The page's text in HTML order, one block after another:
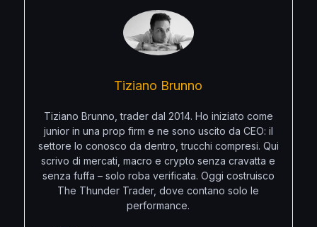
Tiziano Brunno
Tiziano Brunno, trader dal 2014. Ho iniziato come
junior in una prop firm e ne sono uscito da CEO: il
settore lo conosco da dentro, trucchi compresi. Qui
scrivo di mercati, macro e crypto senza cravatta e
senza fuffa – solo roba verificata. Oggi costruisco
The Thunder Trader, dove contano solo le
performance.